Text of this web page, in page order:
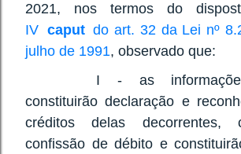
2021, nos termos do
IV caput do art. 32 da Lei nº
julho de 1991, observado que:
I - as
constituirão declaração e
créditos delas decorrentes,
confissão de débito e